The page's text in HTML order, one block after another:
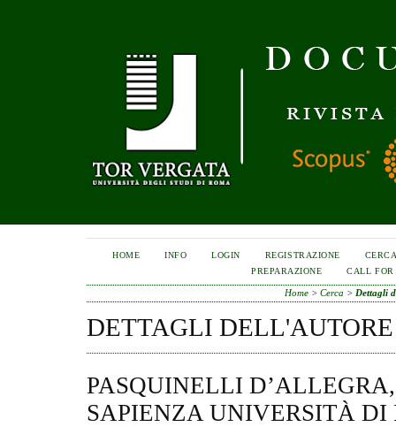
HOME INFO LOGIN REGISTRAZIONE
PREPARAZIONE
CALL FOR
Home> Cerca > Dettagli
DETTAGLI DELL'AUTORE
PASQUINELLI
SAPIENZA UNIVERSITÀ